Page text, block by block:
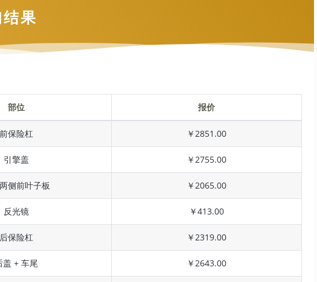
果
部位 报价
前保险杠 ￥2851.00
引擎盖 ￥2755.00
侧前叶子板 ￥2065.00
反光镜 ￥413.00
后保险杠 ￥2319.00
盖 + 车尾 ￥2643.00